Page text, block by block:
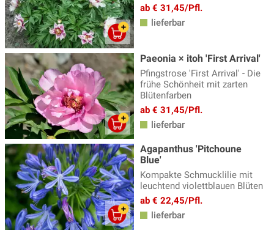
ab € 31,45/Pfl.
lieferbar
Paeonia × itoh 'First Arrival'
Pfingstrose 'First Arrival' - Die
frühe Schönheit mit zarten
Blütenfarben
ab € 31,45/Pfl.
lieferbar
Agapanthus 'Pitchoune
Blue'
Kompakte Schmucklilie mit
leuchtend violettblauen Blüten
ab € 22,45/Pfl.
lieferbar